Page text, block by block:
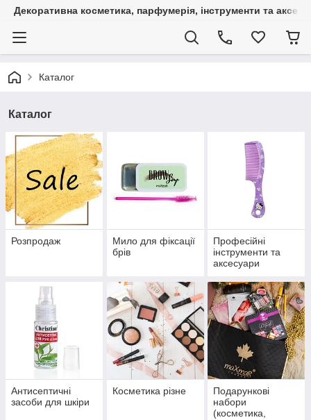
Декоративна косметика, парфумерія, інструменти та
Каталог
Каталог
Розпродаж
Мило для фіксації
брів
Професійні
інструменти та
аксесуари
Антисептичні
засоби для шкіри
Косметика різне
Подарункові
набори
(косметика,